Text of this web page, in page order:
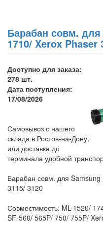
Барабан совм. для
1710/ Xerox Phaser
Доступно для заказа:
278 шт.
Дата поступления:
17/08/2026
Самовывоз с нашего
склада в Ростов-на-Дону,
или доставка до
терминала удобной
Барабан совм. для
3115/ 3120
Совместимость: ML-1520/
SF-560/ 565P/ 750/ 755P/